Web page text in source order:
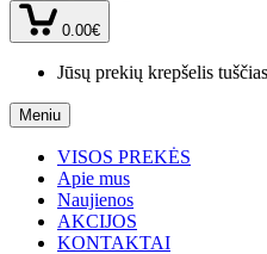
0.00€
Jūsų prekių krepšelis tuščias
Meniu
VISOS PREKĖS
Apie mus
Naujienos
AKCIJOS
KONTAKTAI